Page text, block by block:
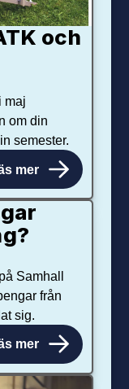
och
maj
om din
semester.
mer
Samhall
från
sig.
mer